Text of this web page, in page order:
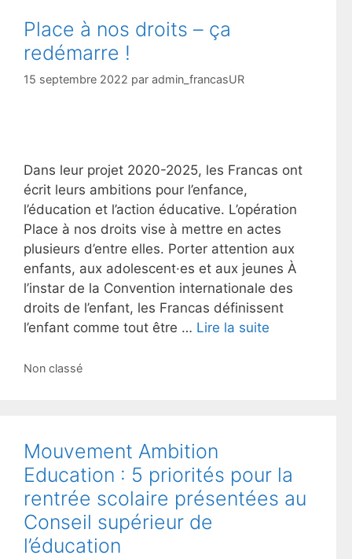
Place à nos droits – ça
redémarre !
15 septembre 2022 par admin_francasUR
Dans leur projet 2020-2025, les Francas ont
écrit leurs ambitions pour l’enfance,
l’éducation et l’action éducative. L’opération
Place à nos droits vise à mettre en actes
plusieurs d’entre elles. Porter attention aux
enfants, aux adolescent·es et aux jeunes À
l’instar de la Convention internationale des
droits de l’enfant, les Francas définissent
l’enfant comme tout être … Lire la suite
Catégories
Non classé
Mouvement Ambition
Education : 5 priorités pour la
rentrée scolaire présentées au
Conseil supérieur de
l’éducation